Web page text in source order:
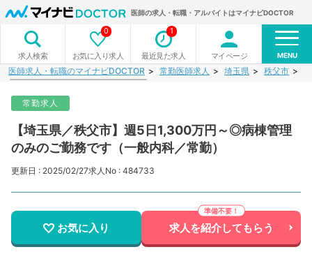
医師の求人・転職・アルバイトはマイナビDOCTOR
求人検索 お気に入り求人
0
最近見た求人
1
マイページ MENU
医師求人・転職のマイナビDOCTOR 常勤医師求人 埼玉県 秩父市
常勤求人
【埼玉県／秩父市】週5日1,300万円～◎病棟管理
のみのご勤務です（一般内科／常勤）
更新日 : 2025/02/27求人No : 484733
お気に入り 求人を紹介してもらう